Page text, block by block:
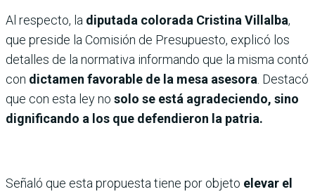
Al respecto, la diputada colorada Cristina Villalba,
que preside la Comisión de Presupuesto, explicó los
detalles de la normativa informando que la misma contó
con dictamen favorable de la mesa asesora . Destacó
que con esta ley no solo se está agradeciendo, sino
dignificando a los que defendieron la patria.
Señaló que esta propuesta tiene por objeto elevar el